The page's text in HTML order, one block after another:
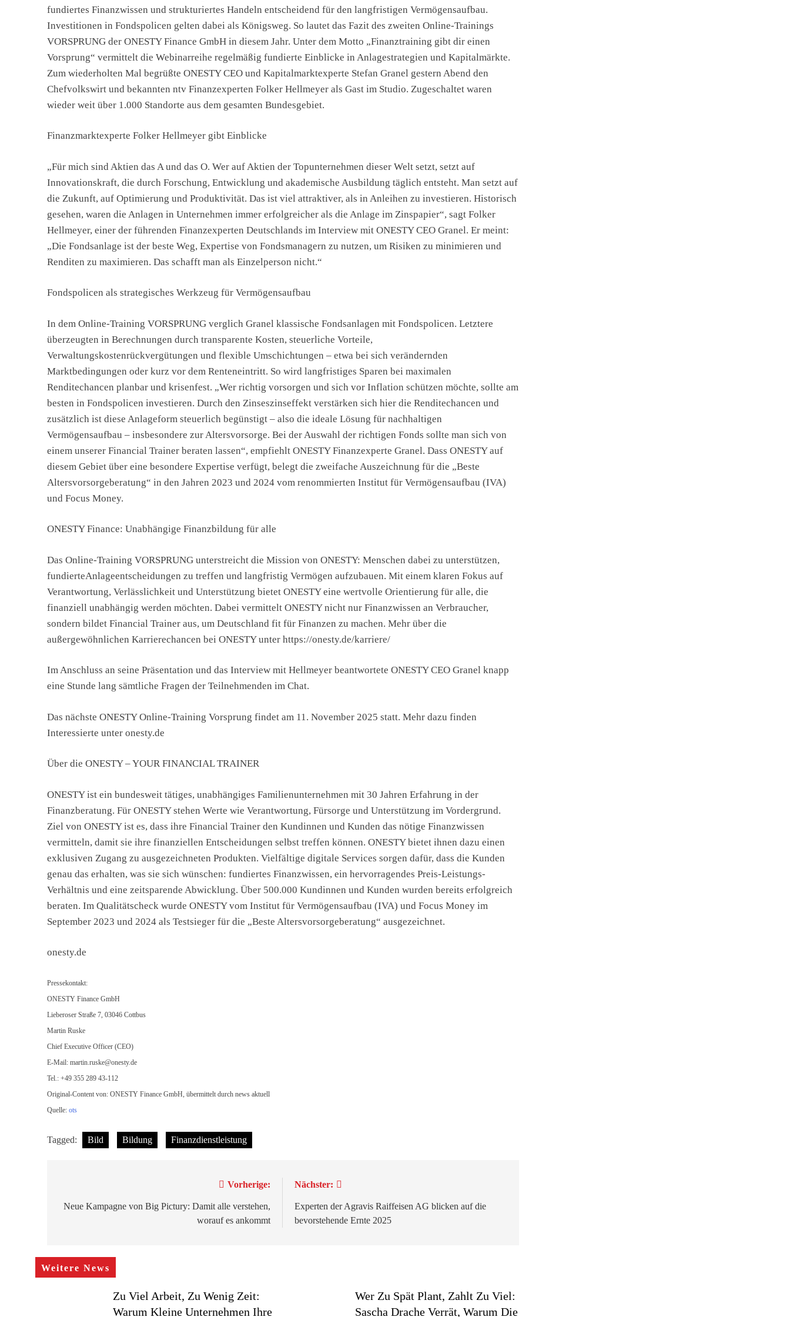
fundiertes Finanzwissen und strukturiertes Handeln entscheidend für den langfristigen Vermögensaufbau.
Investitionen in Fondspolicen gelten dabei als Königsweg. So lautet das Fazit des zweiten Online-Trainings
VORSPRUNG der ONESTY Finance GmbH in diesem Jahr. Unter dem Motto „Finanztraining gibt dir einen
Vorsprung“ vermittelt die Webinarreihe regelmäßig fundierte Einblicke in Anlagestrategien und Kapitalmärkte.
Zum wiederholten Mal begrüßte ONESTY CEO und Kapitalmarktexperte Stefan Granel gestern Abend den
Chefvolkswirt und bekannten ntv Finanzexperten Folker Hellmeyer als Gast im Studio. Zugeschaltet waren
wieder weit über 1.000 Standorte aus dem gesamten Bundesgebiet.
Finanzmarktexperte Folker Hellmeyer gibt Einblicke
„Für mich sind Aktien das A und das O. Wer auf Aktien der Topunternehmen dieser Welt setzt, setzt auf
Innovationskraft, die durch Forschung, Entwicklung und akademische Ausbildung täglich entsteht. Man setzt auf
die Zukunft, auf Optimierung und Produktivität. Das ist viel attraktiver, als in Anleihen zu investieren. Historisch
gesehen, waren die Anlagen in Unternehmen immer erfolgreicher als die Anlage im Zinspapier“, sagt Folker
Hellmeyer, einer der führenden Finanzexperten Deutschlands im Interview mit ONESTY CEO Granel. Er meint:
„Die Fondsanlage ist der beste Weg, Expertise von Fondsmanagern zu nutzen, um Risiken zu minimieren und
Renditen zu maximieren. Das schafft man als Einzelperson nicht.“
Fondspolicen als strategisches Werkzeug für Vermögensaufbau
In dem Online-Training VORSPRUNG verglich Granel klassische Fondsanlagen mit Fondspolicen. Letztere
überzeugten in Berechnungen durch transparente Kosten, steuerliche Vorteile,
Verwaltungskostenrückvergütungen und flexible Umschichtungen – etwa bei sich verändernden
Marktbedingungen oder kurz vor dem Renteneintritt. So wird langfristiges Sparen bei maximalen
Renditechancen planbar und krisenfest. „Wer richtig vorsorgen und sich vor Inflation schützen möchte, sollte am
besten in Fondspolicen investieren. Durch den Zinseszinseffekt verstärken sich hier die Renditechancen und
zusätzlich ist diese Anlageform steuerlich begünstigt – also die ideale Lösung für nachhaltigen
Vermögensaufbau – insbesondere zur Altersvorsorge. Bei der Auswahl der richtigen Fonds sollte man sich von
einem unserer Financial Trainer beraten lassen“, empfiehlt ONESTY Finanzexperte Granel. Dass ONESTY auf
diesem Gebiet über eine besondere Expertise verfügt, belegt die zweifache Auszeichnung für die „Beste
Altersvorsorgeberatung“ in den Jahren 2023 und 2024 vom renommierten Institut für Vermögensaufbau (IVA)
und Focus Money.
ONESTY Finance: Unabhängige Finanzbildung für alle
Das Online-Training VORSPRUNG unterstreicht die Mission von ONESTY: Menschen dabei zu unterstützen,
fundierteAnlageentscheidungen zu treffen und langfristig Vermögen aufzubauen. Mit einem klaren Fokus auf
Verantwortung, Verlässlichkeit und Unterstützung bietet ONESTY eine wertvolle Orientierung für alle, die
finanziell unabhängig werden möchten. Dabei vermittelt ONESTY nicht nur Finanzwissen an Verbraucher,
sondern bildet Financial Trainer aus, um Deutschland fit für Finanzen zu machen. Mehr über die
außergewöhnlichen Karrierechancen bei ONESTY unter https://onesty.de/karriere/
Im Anschluss an seine Präsentation und das Interview mit Hellmeyer beantwortete ONESTY CEO Granel knapp
eine Stunde lang sämtliche Fragen der Teilnehmenden im Chat.
Das nächste ONESTY Online-Training Vorsprung findet am 11. November 2025 statt. Mehr dazu finden
Interessierte unter onesty.de
Über die ONESTY – YOUR FINANCIAL TRAINER
ONESTY ist ein bundesweit tätiges, unabhängiges Familienunternehmen mit 30 Jahren Erfahrung in der
Finanzberatung. Für ONESTY stehen Werte wie Verantwortung, Fürsorge und Unterstützung im Vordergrund.
Ziel von ONESTY ist es, dass ihre Financial Trainer den Kundinnen und Kunden das nötige Finanzwissen
vermitteln, damit sie ihre finanziellen Entscheidungen selbst treffen können. ONESTY bietet ihnen dazu einen
exklusiven Zugang zu ausgezeichneten Produkten. Vielfältige digitale Services sorgen dafür, dass die Kunden
genau das erhalten, was sie sich wünschen: fundiertes Finanzwissen, ein hervorragendes Preis-Leistungs-
Verhältnis und eine zeitsparende Abwicklung. Über 500.000 Kundinnen und Kunden wurden bereits erfolgreich
beraten. Im Qualitätscheck wurde ONESTY vom Institut für Vermögensaufbau (IVA) und Focus Money im
September 2023 und 2024 als Testsieger für die „Beste Altersvorsorgeberatung“ ausgezeichnet.
onesty.de
Pressekontakt:
ONESTY Finance GmbH
Lieberoser Straße 7, 03046 Cottbus
Martin Ruske
Chief Executive Officer (CEO)
E-Mail: martin.ruske@onesty.de
Tel.: +49 355 289 43-112
Original-Content von: ONESTY Finance GmbH, übermittelt durch news aktuell
Quelle: ots
Tagged: Bild Bildung Finanzdienstleistung
Vorherige:
Neue Kampagne von Big Pictury: Damit alle verstehen,
worauf es ankommt
Nächster:
Experten der Agravis Raiffeisen AG blicken auf die
bevorstehende Ernte 2025
Weitere News
Zu Viel Arbeit, Zu Wenig Zeit:
Warum Kleine Unternehmen Ihre
Wer Zu Spät Plant, Zahlt Zu Viel:
Sascha Drache Verrät, Warum Die